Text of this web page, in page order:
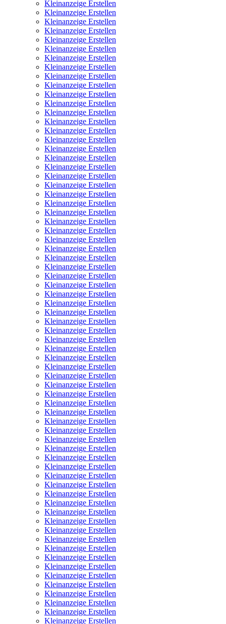
Kleinanzeige Erstellen
Kleinanzeige Erstellen
Kleinanzeige Erstellen
Kleinanzeige Erstellen
Kleinanzeige Erstellen
Kleinanzeige Erstellen
Kleinanzeige Erstellen
Kleinanzeige Erstellen
Kleinanzeige Erstellen
Kleinanzeige Erstellen
Kleinanzeige Erstellen
Kleinanzeige Erstellen
Kleinanzeige Erstellen
Kleinanzeige Erstellen
Kleinanzeige Erstellen
Kleinanzeige Erstellen
Kleinanzeige Erstellen
Kleinanzeige Erstellen
Kleinanzeige Erstellen
Kleinanzeige Erstellen
Kleinanzeige Erstellen
Kleinanzeige Erstellen
Kleinanzeige Erstellen
Kleinanzeige Erstellen
Kleinanzeige Erstellen
Kleinanzeige Erstellen
Kleinanzeige Erstellen
Kleinanzeige Erstellen
Kleinanzeige Erstellen
Kleinanzeige Erstellen
Kleinanzeige Erstellen
Kleinanzeige Erstellen
Kleinanzeige Erstellen
Kleinanzeige Erstellen
Kleinanzeige Erstellen
Kleinanzeige Erstellen
Kleinanzeige Erstellen
Kleinanzeige Erstellen
Kleinanzeige Erstellen
Kleinanzeige Erstellen
Kleinanzeige Erstellen
Kleinanzeige Erstellen
Kleinanzeige Erstellen
Kleinanzeige Erstellen
Kleinanzeige Erstellen
Kleinanzeige Erstellen
Kleinanzeige Erstellen
Kleinanzeige Erstellen
Kleinanzeige Erstellen
Kleinanzeige Erstellen
Kleinanzeige Erstellen
Kleinanzeige Erstellen
Kleinanzeige Erstellen
Kleinanzeige Erstellen
Kleinanzeige Erstellen
Kleinanzeige Erstellen
Kleinanzeige Erstellen
Kleinanzeige Erstellen
Kleinanzeige Erstellen
Kleinanzeige Erstellen
Kleinanzeige Erstellen
Kleinanzeige Erstellen
Kleinanzeige Erstellen
Kleinanzeige Erstellen
Kleinanzeige Erstellen
Kleinanzeige Erstellen
Kleinanzeige Erstellen
Kleinanzeige Erstellen
Kleinanzeige Erstellen